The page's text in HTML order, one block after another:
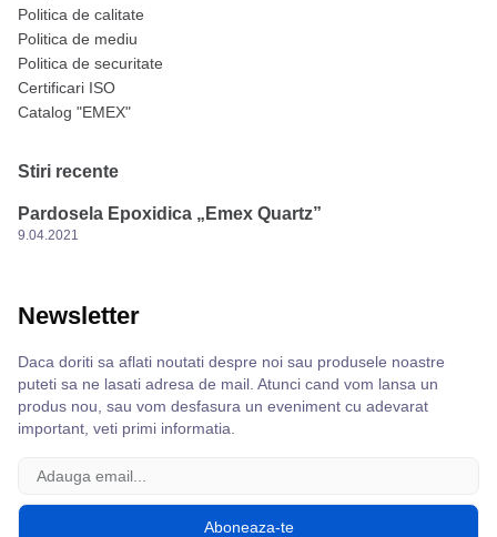
Politica de calitate
Politica de mediu
Politica de securitate
Certificari ISO
Catalog "EMEX"
Stiri recente
Pardosela Epoxidica „Emex Quartz”
9.04.2021
Newsletter
Daca doriti sa aflati noutati despre noi sau produsele noastre
puteti sa ne lasati adresa de mail. Atunci cand vom lansa un
produs nou, sau vom desfasura un eveniment cu adevarat
important, veti primi informatia.